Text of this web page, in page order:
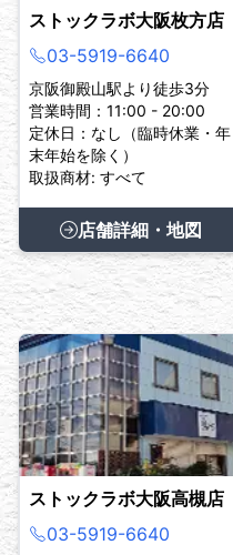
ストックラボ大阪枚方店
03-5919-6640
京阪御殿山駅より徒歩3分
営業時間：11:00 - 20:00
定休日：なし（臨時休業・年
末年始を除く）
取扱商材: すべて
店舗詳細・地図
ストックラボ大阪高槻店
03-5919-6640